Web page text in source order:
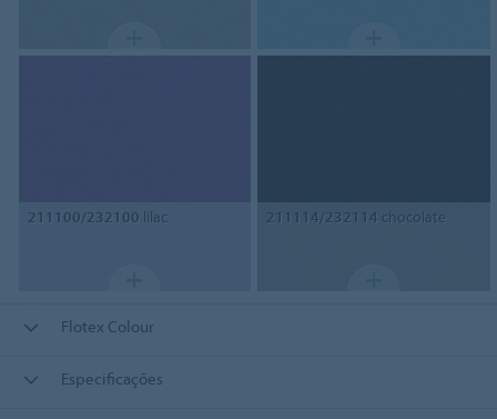
211100/232100 lilac 211114/232114 chocolate
Flotex Colour
Especificações